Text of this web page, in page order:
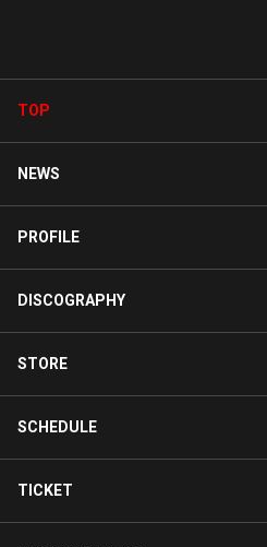
JAM Project「Diverging
Release!🔥 #スパロボY
3
【New Release】Diverging
TOP
NEWS
PROFILE
DISCOGRAPHY
STORE
SCHEDULE
TICKET